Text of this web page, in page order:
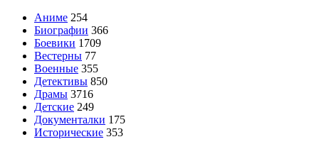
Аниме 254
Биографии 366
Боевики 1709
Вестерны 77
Военные 355
Детективы 850
Драмы 3716
Детские 249
Документалки 175
Исторические 353